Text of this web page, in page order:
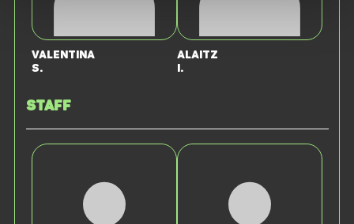
Valentina
S.
Alaitz
I.
Staff